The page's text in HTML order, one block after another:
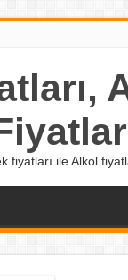
ile Alkol